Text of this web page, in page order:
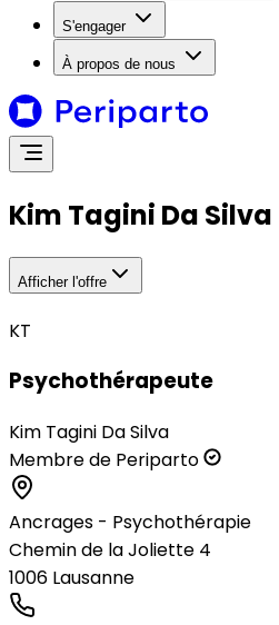
S'engager
À propos de nous
Kim Tagini Da Silva
Afficher l'offre
KT
Psychothérapeute
Kim Tagini Da Silva
Membre de Periparto
Ancrages - Psychothérapie
Chemin de la Joliette 4
1006 Lausanne